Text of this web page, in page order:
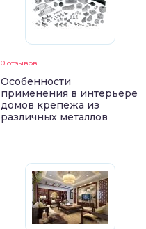
0 отзывов
Особенности
применения в интерьере
домов крепежа из
различных металлов